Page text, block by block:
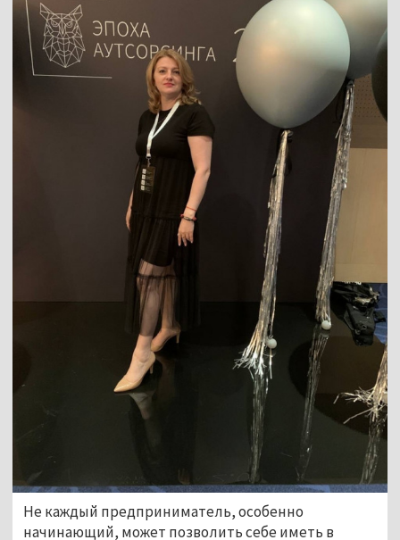
Не каждый предприниматель, особенно
начинающий, может позволить себе иметь в